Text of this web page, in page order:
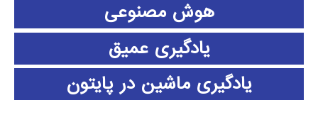
هوش مصنوعی
یادگیری عمیق
یادگیری ماشین در پایتون